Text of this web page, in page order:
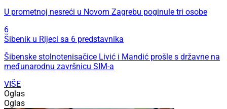
U prometnoj nesreći u Novom Zagrebu poginule tri osobe
6
Šibenik u Rijeci sa 6 predstavnika
Šibenske stolnotenisačice Livić i Mandić prošle s državne na
međunarodnu završnicu SIM-a
VIŠE
Oglas
Oglas